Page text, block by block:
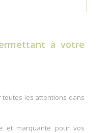
à votre
les attentions dans
et marquante pour vos